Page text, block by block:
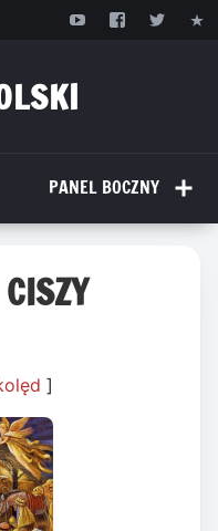
PANEL BOCZNY
]